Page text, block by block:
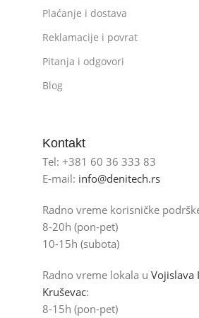
Plaćanje i dostava
Reklamacije i povrat
Pitanja i odgovori
Blog
Kontakt
Tel: +381 60 36 333 83
E-mail: info@denitech.rs
Radno vreme korisničke
8-20h (pon-pet)
10-15h (subota)
Radno vreme lokala u Vojislava
Kruševac:
8-15h (pon-pet)